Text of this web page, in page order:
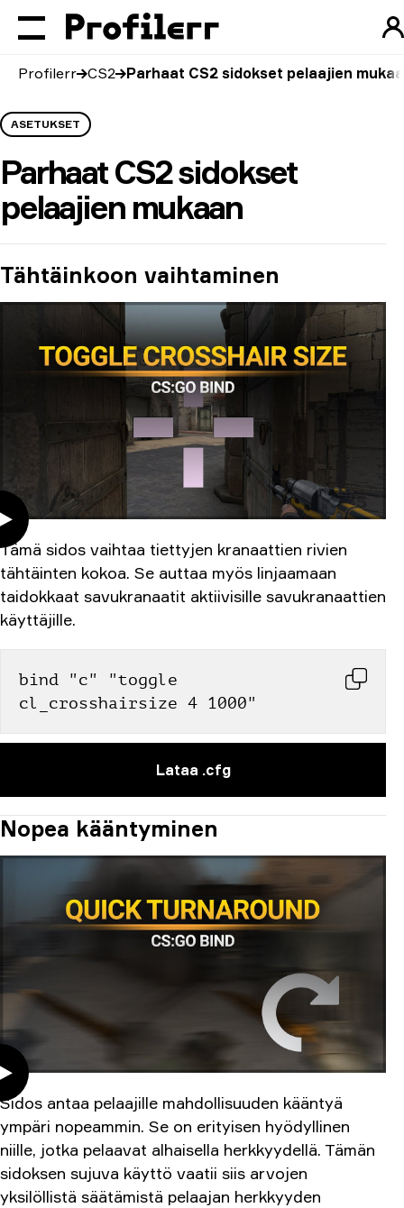
Profilerr CS2 Parhaat CS2 sidokset pelaajien
ASETUKSET
Parhaat CS2 sidokset
pelaajien mukaan
Tähtäinkoon vaihtaminen
Tämä sidos vaihtaa tiettyjen kranaattien rivien
tähtäinten kokoa. Se auttaa myös linjaamaan
taidokkaat savukranaatit aktiivisille savukranaattien
käyttäjille.
bind "c" "toggle
cl_crosshairsize 4 1000"
Lataa .cfg
Nopea kääntyminen
Sidos antaa pelaajille mahdollisuuden kääntyä
ympäri nopeammin. Se on erityisen hyödyllinen
niille, jotka pelaavat alhaisella herkkyydellä. Tämän
sidoksen sujuva käyttö vaatii siis arvojen
yksilöllistä säätämistä pelaajan herkkyyden